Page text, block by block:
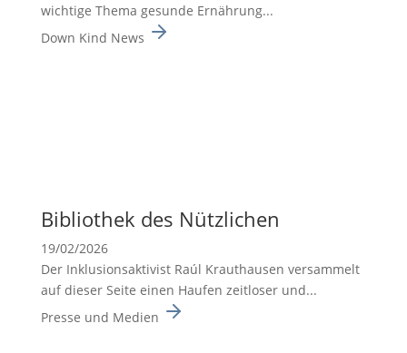
wichtige Thema gesunde Ernäh­rung...
Down Kind News
Biblio­thek des Nützli­chen
19/02/2026
Der Inklusionsaktivist Raúl Krauthausen versammelt
auf dieser Seite einen Haufen zeitloser und...
Presse und Medien